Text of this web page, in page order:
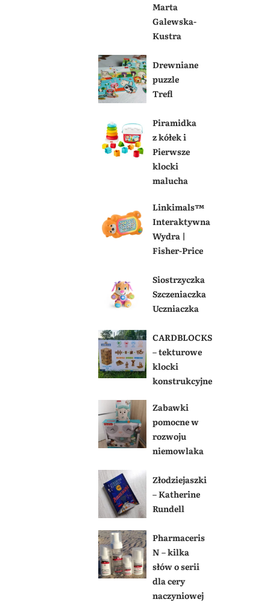
Marta
Galewska-
Kustra
Drewniane
puzzle
Trefl
Piramidka
z kółek i
Pierwsze
klocki
malucha
Linkimals™
Interaktywna
Wydra |
Fisher-Price
Siostrzyczka
Szczeniaczka
Uczniaczka
CARDBLOCKS
– tekturowe
klocki
konstrukcyjne
Zabawki
pomocne w
rozwoju
niemowlaka
Złodziejaszki
– Katherine
Rundell
Pharmaceris
N – kilka
słów o serii
dla cery
naczyniowej